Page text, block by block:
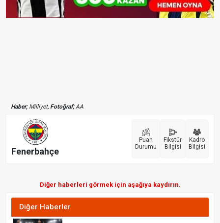
Haber;Milliyet, Fotoğraf;AA
Fenerbahçe
Puan
Durumu
Fikstür
Bilgisi
Kadro
Bilgisi
Diğer haberleri görmek için aşağıya kaydırın.
Diğer Haberler